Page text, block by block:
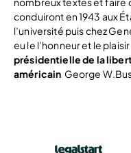
conduiront en 1943 aux
l’université puis chez
eu le l’honneur et le
présidentielle de la
américain George